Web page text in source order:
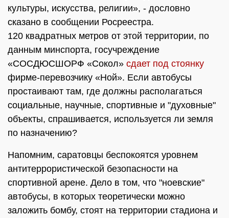
культуры, искусства, религии», - дословно
сказано в сообщении Росреестра.
120 квадратных метров от этой территории, по
данным минспорта, госучреждение
«СОСДЮСШОРФ «Сокол» сдает под стоянку
фирме-перевозчику «Ной». Если автобусы
простаивают там, где должны располагаться
социальные, научные, спортивные и "духовные"
объекты, спрашивается, используется ли земля
по назначению?
Напомним, саратовцы беспокоятся уровнем
антитеррористической безопасности на
спортивной арене. Дело в том, что "ноевские"
автобусы, в которых теоретически можно
заложить бомбу, стоят на территории стадиона и